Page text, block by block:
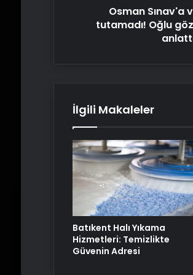
Osman Sınav'a
tutamadı! Oğlu
İlgili Makaleler
Batıkent Halı Yıkama
Hizmetleri: Temizlikte
Güvenin Adresi